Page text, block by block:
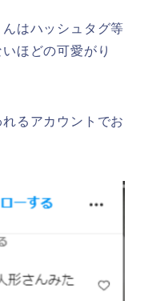
はハッシュタグ等
ほどの可愛がり
るアカウントでお